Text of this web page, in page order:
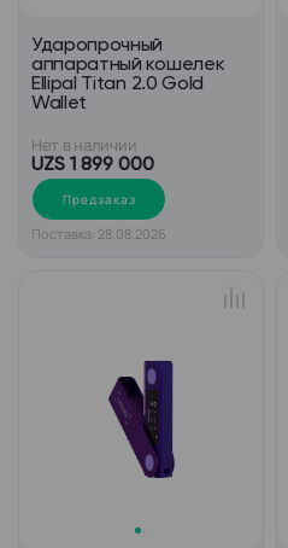
Ударопрочный
аппаратный кошелек
Ellipal Titan 2.0 Gold
Wallet
Нет в наличии
UZS 1 899 000
Предзаказ
Поставка: 28.08.2026